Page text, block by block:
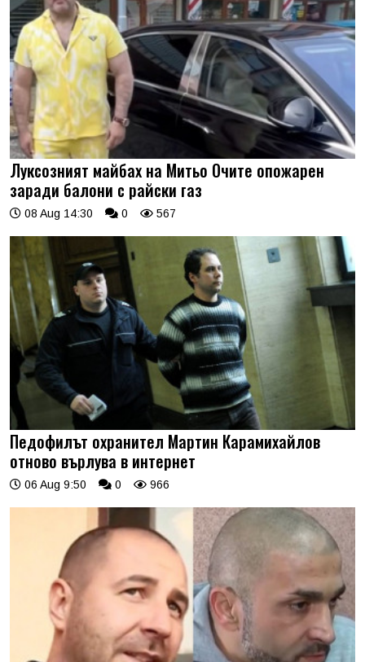
Луксозният майбах на Митьо Очите опожарен
заради балони с райски газ
08 Aug 14:30 0 567
Педофилът охранител Мартин Карамихайлов
отново върлува в интернет
06 Aug 9:50 0 966